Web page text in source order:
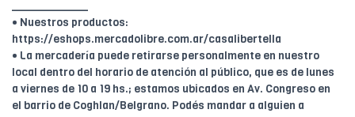
• Nuestros productos:
https://eshops.mercadolibre.com.ar/casalibertella
• La mercadería puede retirarse personalmente en nuestro
local dentro del horario de atención al público, que es de lunes
a viernes de 10 a 19 hs.; estamos ubicados en Av. Congreso en
el barrio de Coghlan/Belgrano. Podés mandar a alguien a